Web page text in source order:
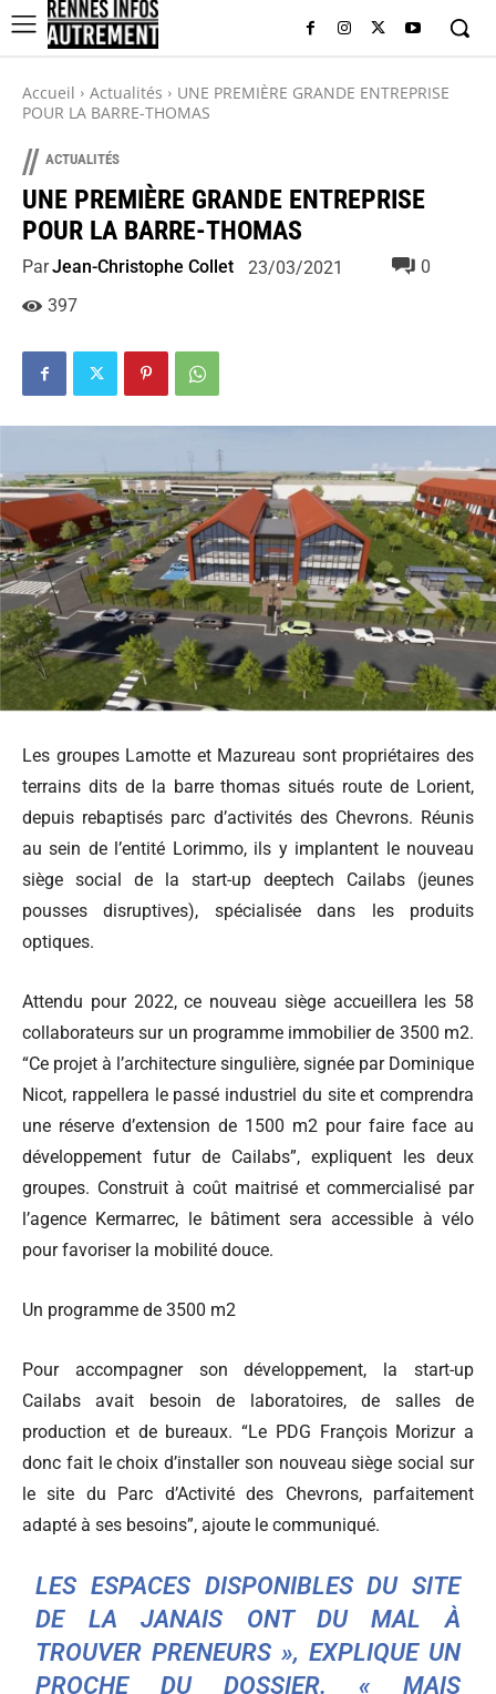
Accueil Actualités
UNE PREMIÈRE GRANDE ENTREPRISE
POUR LA BARRE-THOMAS
// ACTUALITÉS
UNE PREMIÈRE GRANDE ENTREPRISE
POUR LA BARRE-THOMAS
ParJean-Christophe Collet 23/03/2021
0
397
Les groupes Lamotte et Mazureau sont propriétaires des
terrains dits de la barre thomas situés route de Lorient,
depuis rebaptisés parc d’activités des Chevrons. Réunis
au sein de l’entité Lorimmo, ils y implantent le nouveau
siège social de la start-up deeptech Cailabs (jeunes
pousses disruptives), spécialisée dans les produits
optiques.
Attendu pour 2022, ce nouveau siège accueillera les 58
collaborateurs sur un programme immobilier de 3500 m2.
“Ce projet à l’architecture singulière, signée par Dominique
Nicot, rappellera le passé industriel du site et comprendra
une réserve d’extension de 1500 m2 pour faire face au
développement futur de Cailabs”, expliquent les deux
groupes. Construit à coût maitrisé et commercialisé par
l’agence Kermarrec, le bâtiment sera accessible à vélo
pour favoriser la mobilité douce.
Un programme de 3500 m2
Pour accompagner son développement, la start-up
Cailabs avait besoin de laboratoires, de salles de
production et de bureaux. “Le PDG François Morizur a
donc fait le choix d’installer son nouveau siège social sur
le site du Parc d’Activité des Chevrons, parfaitement
adapté à ses besoins”, ajoute le communiqué.
LES ESPACES DISPONIBLES DU SITE
DE LA JANAIS ONT DU MAL À
TROUVER PRENEURS », EXPLIQUE UN
PROCHE DU DOSSIER. « MAIS